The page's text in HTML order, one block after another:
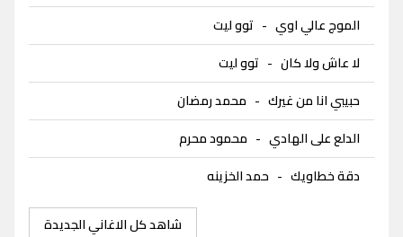
الموج عالي اوي - توو ليت
لا عاش ولا كان - توو ليت
حبيبي انا من غيرك - محمد رمضان
الدلع على الهادي - محمود محرم
دقة خطاويك - حمد الخزينه
شاهد كل الاغاني الجديدة